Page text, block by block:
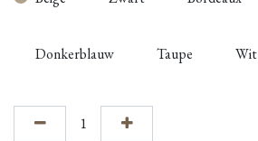
Donkerblauw Taupe Wit